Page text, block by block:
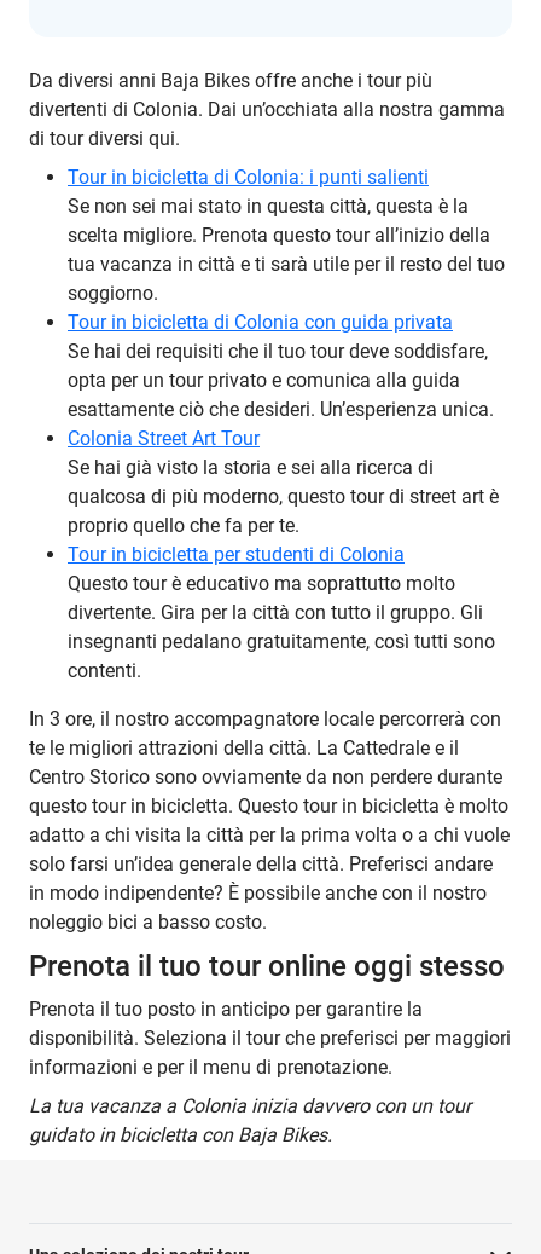
Da diversi anni Baja Bikes offre anche i tour più
divertenti di Colonia. Dai un’occhiata alla nostra gamma
di tour diversi qui.
Tour in bicicletta di Colonia: i punti salienti
Se non sei mai stato in questa città, questa è la
scelta migliore. Prenota questo tour all’inizio della
tua vacanza in città e ti sarà utile per il resto del tuo
soggiorno.
Tour in bicicletta di Colonia con guida privata
Se hai dei requisiti che il tuo tour deve soddisfare,
opta per un tour privato e comunica alla guida
esattamente ciò che desideri. Un’esperienza unica.
Colonia Street Art Tour
Se hai già visto la storia e sei alla ricerca di
qualcosa di più moderno, questo tour di street art è
proprio quello che fa per te.
Tour in bicicletta per studenti di Colonia
Questo tour è educativo ma soprattutto molto
divertente. Gira per la città con tutto il gruppo. Gli
insegnanti pedalano gratuitamente, così tutti sono
contenti.
In 3 ore, il nostro accompagnatore locale percorrerà con
te le migliori attrazioni della città. La Cattedrale e il
Centro Storico sono ovviamente da non perdere durante
questo tour in bicicletta. Questo tour in bicicletta è molto
adatto a chi visita la città per la prima volta o a chi vuole
solo farsi un’idea generale della città. Preferisci andare
in modo indipendente? È possibile anche con il nostro
noleggio bici a basso costo.
Prenota il tuo tour online oggi stesso
Prenota il tuo posto in anticipo per garantire la
disponibilità. Seleziona il tour che preferisci per maggiori
informazioni e per il menu di prenotazione.
La tua vacanza a Colonia inizia davvero con un tour
guidato in bicicletta con Baja Bikes.